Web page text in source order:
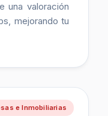
una valoración
mejorando tu
e Inmobiliarias